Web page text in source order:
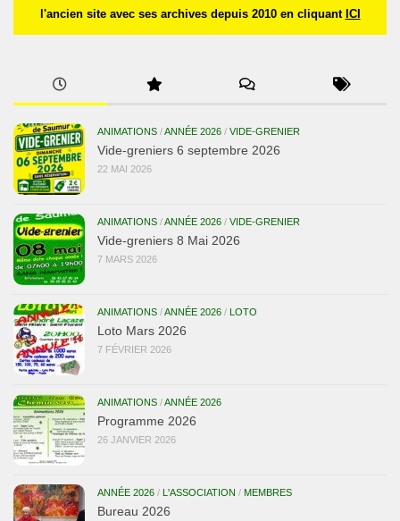
l'ancien site avec ses archives depuis 2010 en cliquant ICI
ANIMATIONS /ANNÉE 2026 / VIDE-GRENIER
Vide-greniers 6 septembre 2026
22 MAI 2026
ANIMATIONS /ANNÉE 2026 / VIDE-GRENIER
Vide-greniers 8 Mai 2026
7 MARS 2026
ANIMATIONS /ANNÉE 2026 / LOTO
Loto Mars 2026
7 FÉVRIER 2026
ANIMATIONS /ANNÉE 2026
Programme 2026
26 JANVIER 2026
ANNÉE 2026 / L'ASSOCIATION / MEMBRES
Bureau 2026